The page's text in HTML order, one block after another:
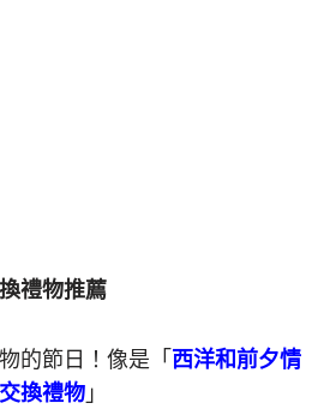
禮物推薦
的節日！像是「 西洋和前夕情
換禮物 」